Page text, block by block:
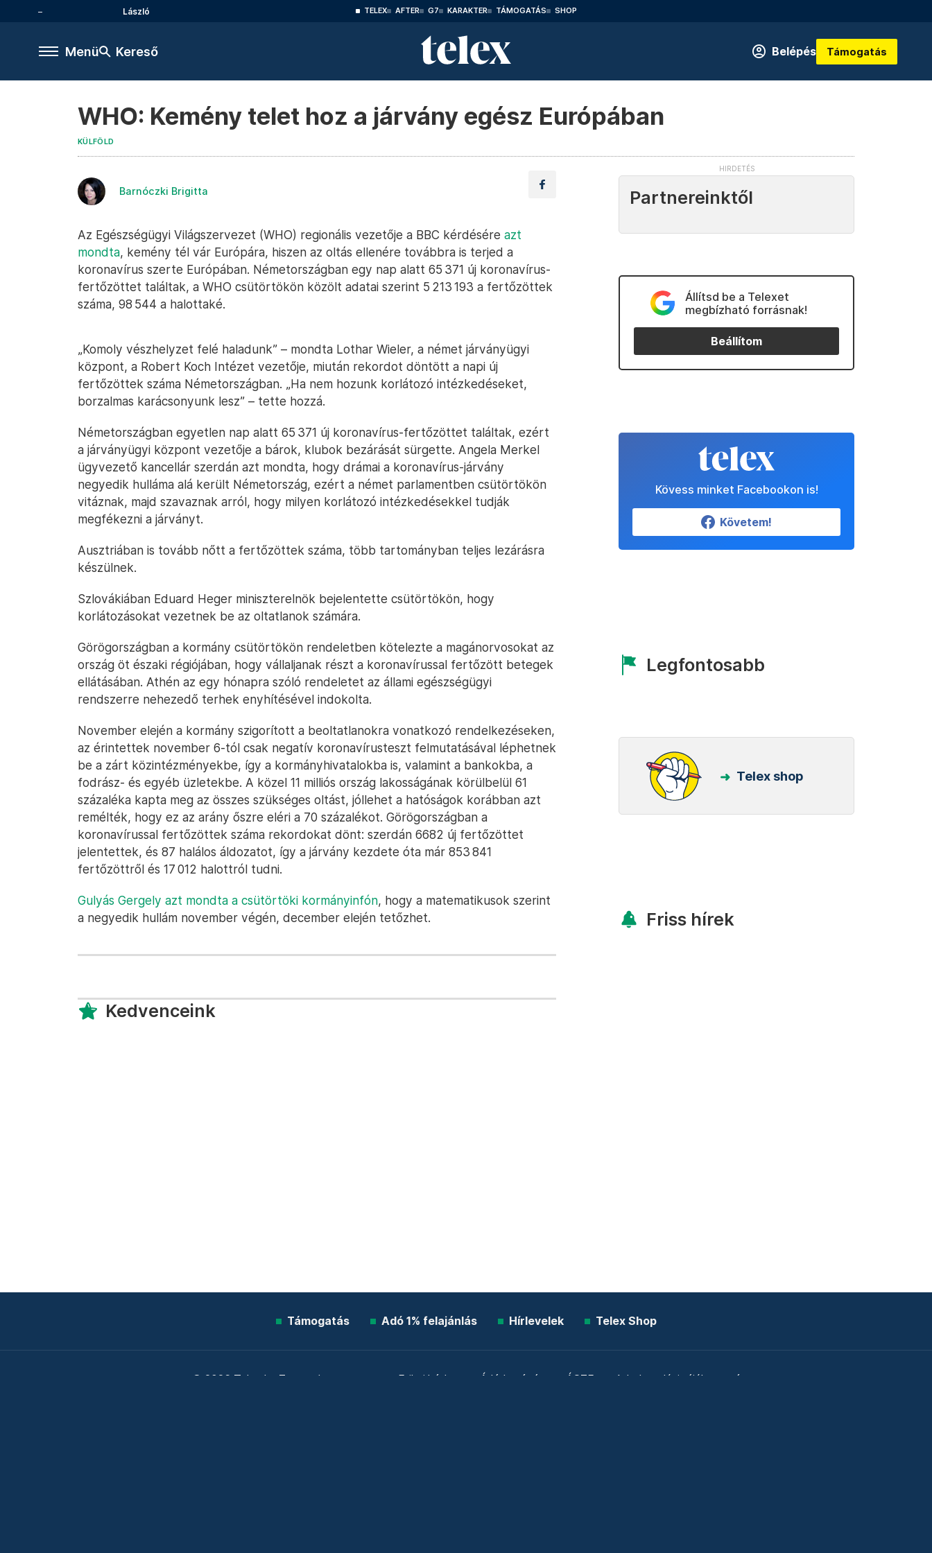
László TELEX AFTER G7 KARAKTER TÁMOGATÁS SHOP
Menü Kereső Belépés Támogatás
WHO: Kemény telet hoz a járvány egész Európában
KÜLFÖLD
Barnóczki Brigitta
Az Egészségügyi Világszervezet (WHO) regionális vezetője a BBC kérdésére azt
mondta, kemény tél vár Európára, hiszen az oltás ellenére továbbra is terjed a
koronavírus szerte Európában. Németországban egy nap alatt 65 371 új koronavírus-
fertőzöttet találtak, a WHO csütörtökön közölt adatai szerint 5 213 193 a fertőzöttek
száma, 98 544 a halottaké.
„Komoly vészhelyzet felé haladunk” – mondta Lothar Wieler, a német járványügyi
központ, a Robert Koch Intézet vezetője, miután rekordot döntött a napi új
fertőzöttek száma Németországban. „Ha nem hozunk korlátozó intézkedéseket,
borzalmas karácsonyunk lesz” – tette hozzá.
Németországban egyetlen nap alatt 65 371 új koronavírus-fertőzöttet találtak, ezért
a járványügyi központ vezetője a bárok, klubok bezárását sürgette. Angela Merkel
ügyvezető kancellár szerdán azt mondta, hogy drámai a koronavírus-járvány
negyedik hulláma alá került Németország, ezért a német parlamentben csütörtökön
vitáznak, majd szavaznak arról, hogy milyen korlátozó intézkedésekkel tudják
megfékezni a járványt.
Ausztriában is tovább nőtt a fertőzöttek száma, több tartományban teljes lezárásra
készülnek.
Szlovákiában Eduard Heger miniszterelnök bejelentette csütörtökön, hogy
korlátozásokat vezetnek be az oltatlanok számára.
Görögországban a kormány csütörtökön rendeletben kötelezte a magánorvosokat az
ország öt északi régiójában, hogy vállaljanak részt a koronavírussal fertőzött betegek
ellátásában. Athén az egy hónapra szóló rendeletet az állami egészségügyi
rendszerre nehezedő terhek enyhítésével indokolta.
November elején a kormány szigorított a beoltatlanokra vonatkozó rendelkezéseken,
az érintettek november 6-tól csak negatív koronavírusteszt felmutatásával léphetnek
be a zárt közintézményekbe, így a kormányhivatalokba is, valamint a bankokba, a
fodrász- és egyéb üzletekbe. A közel 11 milliós ország lakosságának körülbelül 61
százaléka kapta meg az összes szükséges oltást, jóllehet a hatóságok korábban azt
remélték, hogy ez az arány őszre eléri a 70 százalékot. Görögországban a
koronavírussal fertőzöttek száma rekordokat dönt: szerdán 6682 új fertőzöttet
jelentettek, és 87 halálos áldozatot, így a járvány kezdete óta már 853 841
fertőzöttről és 17 012 halottról tudni.
Gulyás Gergely azt mondta a csütörtöki kormányinfón, hogy a matematikusok szerint
a negyedik hullám november végén, december elején tetőzhet.
Kedvenceink
Partnereinktől
Állítsd be a Telexet
megbízható forrásnak!
Beállítom
Kövess minket Facebookon is!
Követem!
Legfontosabb
Telex shop
Friss hírek
Támogatás Adó 1% felajánlás Hírlevelek Telex Shop
© 2026 Telex.hu Zrt. Impresszum Etikai kódex Átláthatóság ÁSZF Adatkezelési tájékoztató